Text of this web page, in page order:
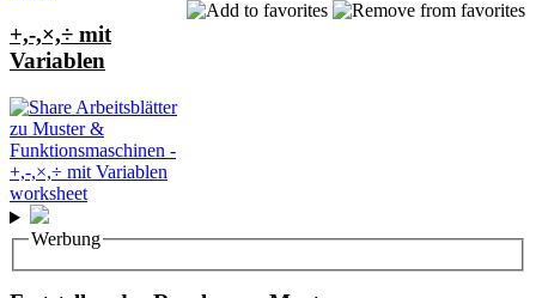
+,-,×,÷ mit
Variablen
Werbung